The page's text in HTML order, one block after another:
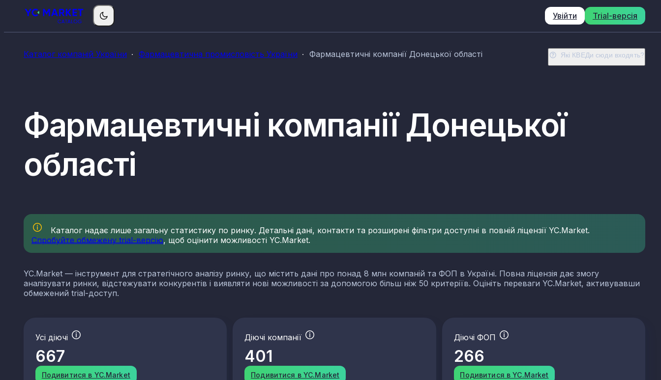
Увійти Trial-версія
Каталог компаній України Фармацевтична промисловість України Фармацевтичні компанії Донецької області Які КВЕДи сюди входять?
Фармацевтичні компанії Донецької
області
Каталог надає лише загальну статистику по ринку. Детальні дані, контакти та розширені фільтри доступні в повній ліцензії YC.Market.
Спробуйте обмежену trial-версію, щоб оцінити можливості YC.Market.
YC.Market — інструмент для стратегічного аналізу ринку, що містить дані про понад 8 млн компаній та ФОП в Україні. Повна ліцензія дає змогу
аналізувати ринки, відстежувати конкурентів і виявляти нові можливості за допомогою більш ніж 50 критеріїв. Оцініть переваги YC.Market, активувавши
обмежений trial-доступ.
Усі діючі
667
Подивитися в YC.Market
Діючі компанії
401
Подивитися в YC.Market
Діючі ФОП
266
Подивитися в YC.Market